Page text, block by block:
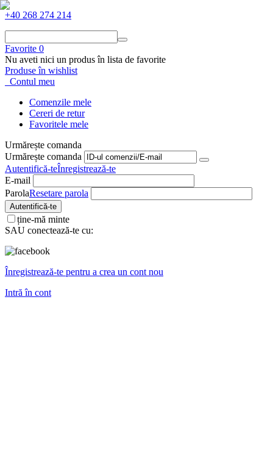
+40 268 274 214
Favorite 0
Nu aveti nici un produs în lista de favorite
Produse în wishlist
Contul meu
Comenzile mele
Cereri de retur
Favoritele mele
Urmărește comanda
Urmărește comanda
Autentifică-teÎnregistrează-te
E-mail
ParolaResetare parola
Autentifică-te
ține-mă minte
SAU conectează-te cu:
Înregistrează-te pentru a crea un cont nou
Intră în cont